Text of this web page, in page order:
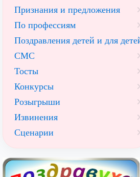
Признания и предложения
По профессиям
Поздравления детей и для
СМС
Тосты
Конкурсы
Розыгрыши
Извинения
Сценарии